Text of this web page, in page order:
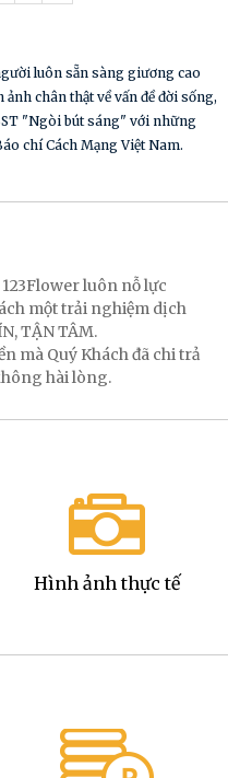
luôn sẵn sàng giương cao
chân thật về vấn đề đời sống,
"Ngòi bút sáng" với những
chí Cách Mạng Việt Nam.
luôn nỗ lực
một trải nghiệm dịch
TẬN TÂM.
mà Quý Khách đã chi trả
hài lòng.
Hình ảnh thực tế